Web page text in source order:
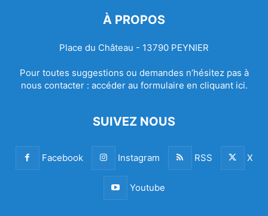
À PROPOS
Place du Château - 13790 PEYNIER
Pour toutes suggestions ou demandes n’hésitez pas à
nous contacter : accéder au formulaire en cliquant ici.
SUIVEZ NOUS
Facebook Instagram RSS X
Youtube